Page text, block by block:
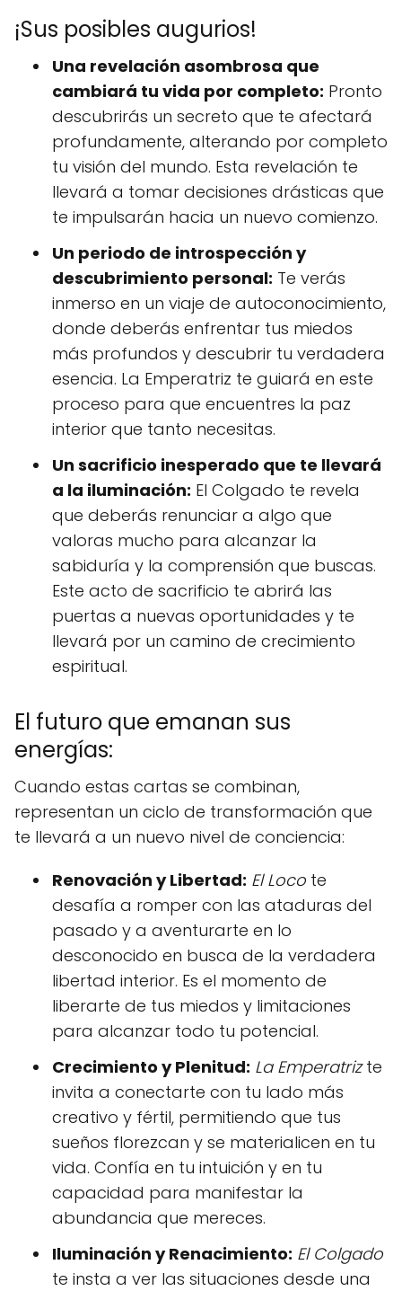
¡Sus posibles augurios!
Una revelación asombrosa que
cambiará tu vida por completo: Pronto
descubrirás un secreto que te afectará
profundamente, alterando por completo
tu visión del mundo. Esta revelación te
llevará a tomar decisiones drásticas que
te impulsarán hacia un nuevo comienzo.
Un periodo de introspección y
descubrimiento personal: Te verás
inmerso en un viaje de autoconocimiento,
donde deberás enfrentar tus miedos
más profundos y descubrir tu verdadera
esencia. La Emperatriz te guiará en este
proceso para que encuentres la paz
interior que tanto necesitas.
Un sacrificio inesperado que te llevará
a la iluminación: El Colgado te revela
que deberás renunciar a algo que
valoras mucho para alcanzar la
sabiduría y la comprensión que buscas.
Este acto de sacrificio te abrirá las
puertas a nuevas oportunidades y te
llevará por un camino de crecimiento
espiritual.
El futuro que emanan sus
energías:
Cuando estas cartas se combinan,
representan un ciclo de transformación que
te llevará a un nuevo nivel de conciencia:
Renovación y Libertad: El Loco te
desafía a romper con las ataduras del
pasado y a aventurarte en lo
desconocido en busca de la verdadera
libertad interior. Es el momento de
liberarte de tus miedos y limitaciones
para alcanzar todo tu potencial.
Crecimiento y Plenitud: La Emperatrizte
invita a conectarte con tu lado más
creativo y fértil, permitiendo que tus
sueños florezcan y se materialicen en tu
vida. Confía en tu intuición y en tu
capacidad para manifestar la
abundancia que mereces.
Iluminación y Renacimiento: El Colgado
te insta a ver las situaciones desde una